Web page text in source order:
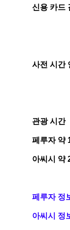
신용 카드
사전 시간
관광 시간
페루자 약
아씨시 약
페루자 정
아씨시 정